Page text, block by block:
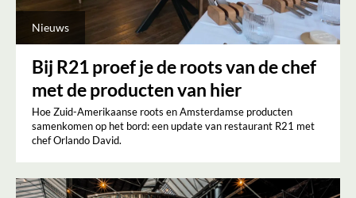
Nieuws
Bij R21 proef je de roots van de chef
met de producten van hier
Hoe Zuid-Amerikaanse roots en Amsterdamse producten
samenkomen op het bord: een update van restaurant R21 met
chef Orlando David.